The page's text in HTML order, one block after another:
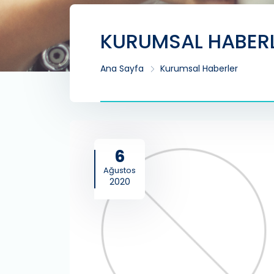
KURUMSAL
Ana Sayfa Kurumsal Haberler
6
Ağustos
2020